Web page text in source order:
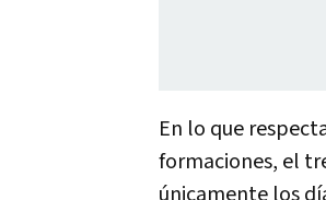
En lo que
formaciones, el